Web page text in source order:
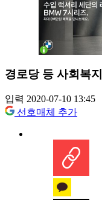
경로당 등 사회복
입력 2020-07-10 13:45
선호매체 추가